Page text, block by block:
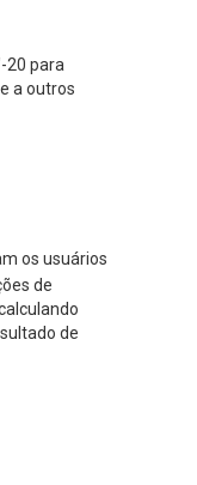
20 para
a outros
os usuários
de
de